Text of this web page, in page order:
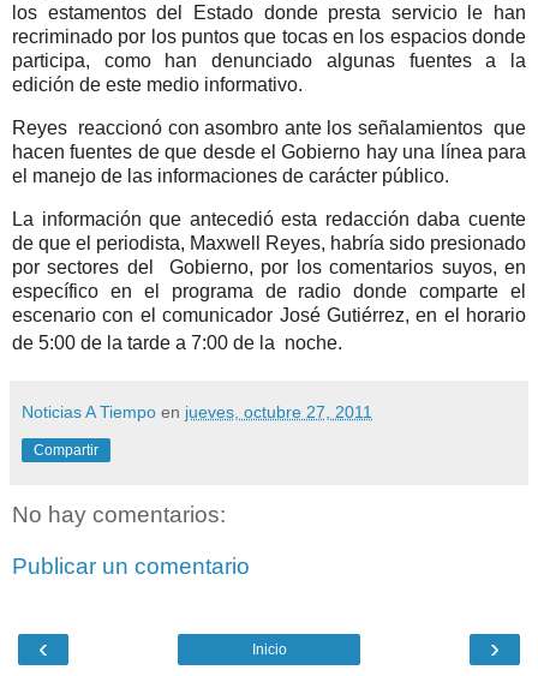
los estamentos del Estado donde presta servicio le han
recriminado por los puntos que tocas en los espacios donde
participa, como han denunciado algunas fuentes a la
edición de este medio informativo.
Reyes reaccionó con asombro ante los señalamientos que
hacen fuentes de que desde el Gobierno hay una línea para
el manejo de las informaciones de carácter público.
La información que antecedió esta redacción daba cuente
de que el periodista, Maxwell Reyes, habría sido presionado
por sectores del Gobierno, por los comentarios suyos, en
específico en el programa de radio donde comparte el
escenario con el comunicador José Gutiérrez, en el horario
de 5:00 de la tarde a 7:00 de la noche.
Noticias A Tiempo en jueves, octubre 27, 2011
Compartir
No hay comentarios:
Publicar un comentario
‹ ›
Inicio